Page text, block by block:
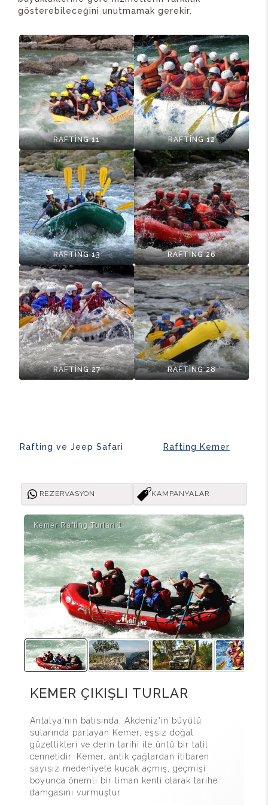
gösterebileceğini unutmamak gerekir.
RAFTİNG 11 RAFTİNG 12
RAFTİNG 13 RAFTİNG 26
RAFTİNG 27 RAFTİNG 28
Rafting ve Jeep Safari Rafting Kemer
REZERVASYON KAMPANYALAR
Kemer Rafti̇ng Turlari 1
KEMER ÇIKIŞLI TURLAR
Antalya'nın batısında, Akdeniz'in büyülü
sularında parlayan Kemer, eşsiz doğal
güzellikleri ve derin tarihi ile ünlü bir tatil
cennetidir. Kemer, antik çağlardan itibaren
sayısız medeniyete kucak açmış, geçmişi
boyunca önemli bir liman kenti olarak tarihe
damgasını vurmuştur.